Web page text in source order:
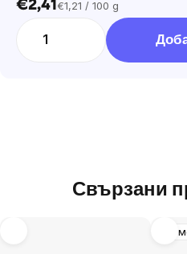
€2,41Цена
€1,21 / 100 g
Свързани